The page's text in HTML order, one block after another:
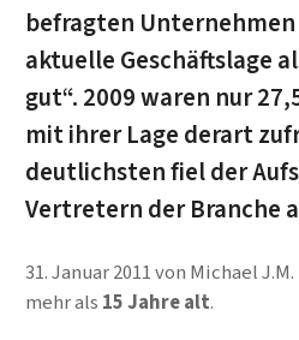
befragten
aktuelle Geschäftslage
gut“. 2009 waren nur
mit ihrer Lage derart
deutlichsten fiel der
Vertretern der Branche
31. Januar 2011von Michael J.M.
mehr als 15 Jahre alt.